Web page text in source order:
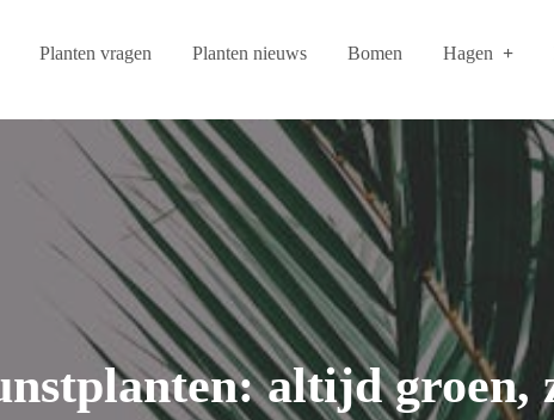
Planten vragen Planten nieuws Bomen Hagen
altijd groen,